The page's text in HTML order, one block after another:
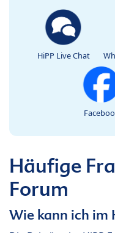
HiPP Live Chat
Häufige
Forum
Wie kann ich im